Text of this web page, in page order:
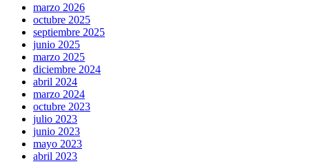
marzo 2026
octubre 2025
septiembre 2025
junio 2025
marzo 2025
diciembre 2024
abril 2024
marzo 2024
octubre 2023
julio 2023
junio 2023
mayo 2023
abril 2023